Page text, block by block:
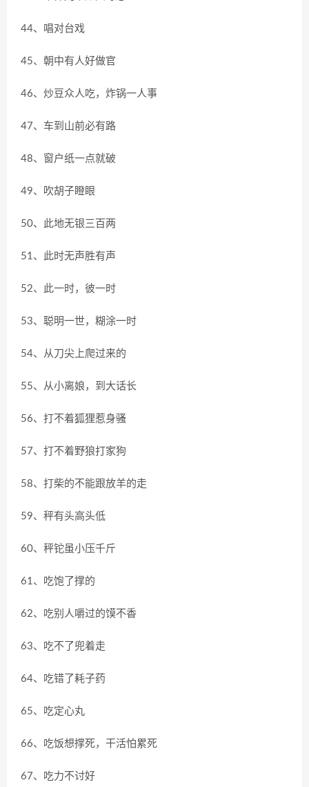
44、唱对台戏
45、朝中有人好做官
46、炒豆众人吃，炸锅一人事
47、车到山前必有路
48、窗户纸一点就破
49、吹胡子瞪眼
50、此地无银三百两
51、此时无声胜有声
52、此一时，彼一时
53、聪明一世，糊涂一时
54、从刀尖上爬过来的
55、从小离娘，到大话长
56、打不着狐狸惹身骚
57、打不着野狼打家狗
58、打柴的不能跟放羊的走
59、秤有头高头低
60、秤铊虽小压千斤
61、吃饱了撑的
62、吃别人嚼过的馍不香
63、吃不了兜着走
64、吃错了耗子药
65、吃定心丸
66、吃饭想撑死，干活怕累死
67、吃力不讨好